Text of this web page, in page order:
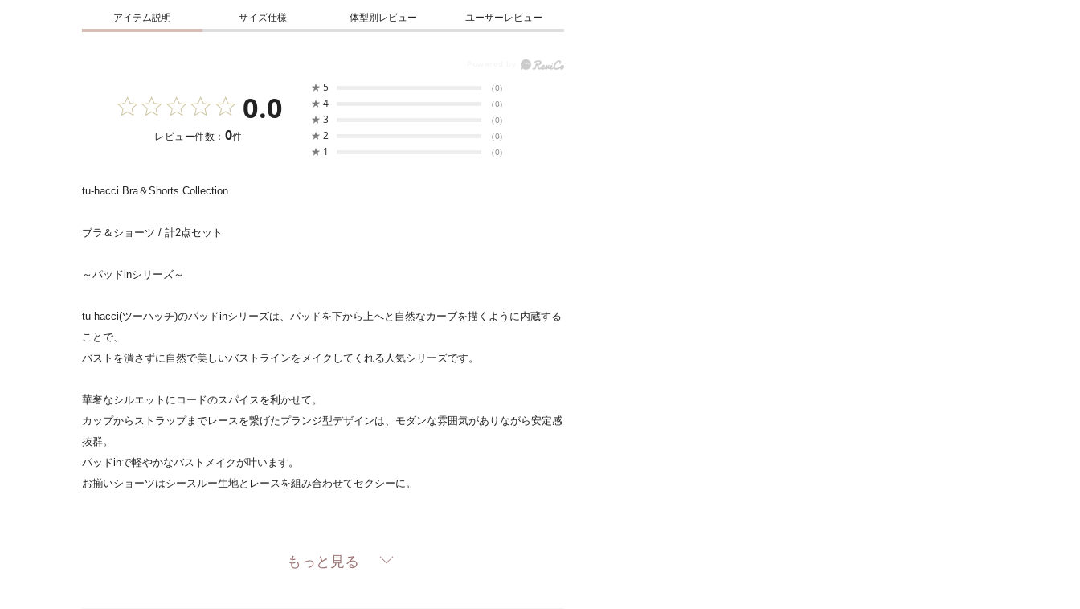
アイテム説明 サイズ仕様 体型別レビュー ユーザーレビュー
0.0
レビュー件数： 0件
★ 5 (0)
★ 4 (0)
★ 3 (0)
★ 2 (0)
★ 1 (0)
tu-hacci Bra＆Shorts Collection
ブラ＆ショーツ / 計2点セット
～パッドinシリーズ～
tu-hacci(ツーハッチ)のパッドinシリーズは、パッドを下から上へと自然なカーブを描くように内蔵する
ことで、
バストを潰さずに自然で美しいバストラインをメイクしてくれる人気シリーズです。
華奢なシルエットにコードのスパイスを利かせて。
カップからストラップまでレースを繋げたプランジ型デザインは、モダンな雰囲気がありながら安定感
抜群。
パッドinで軽やかなバストメイクが叶います。
お揃いショーツはシースルー生地とレースを組み合わせてセクシーに。
もっと見る